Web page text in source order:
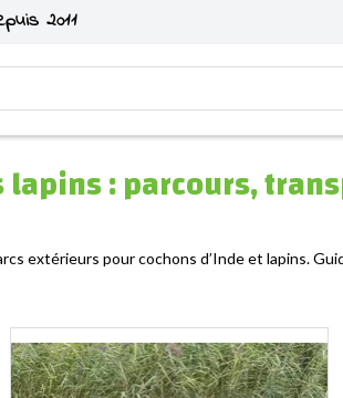
2011
lapins : parcours,
extérieurs pour cochons d’Inde et lapins.